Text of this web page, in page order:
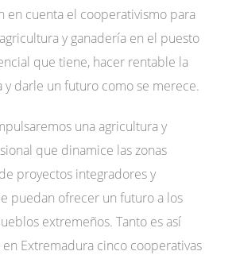
en cuenta el cooperativismo para
y ganadería en el puesto
que tiene, hacer rentable la
y darle un futuro como se merece.
una agricultura y
que dinamice las zonas
proyectos integradores y
puedan ofrecer un futuro a los
extremeños. Tanto es así
Extremadura cinco cooperativas